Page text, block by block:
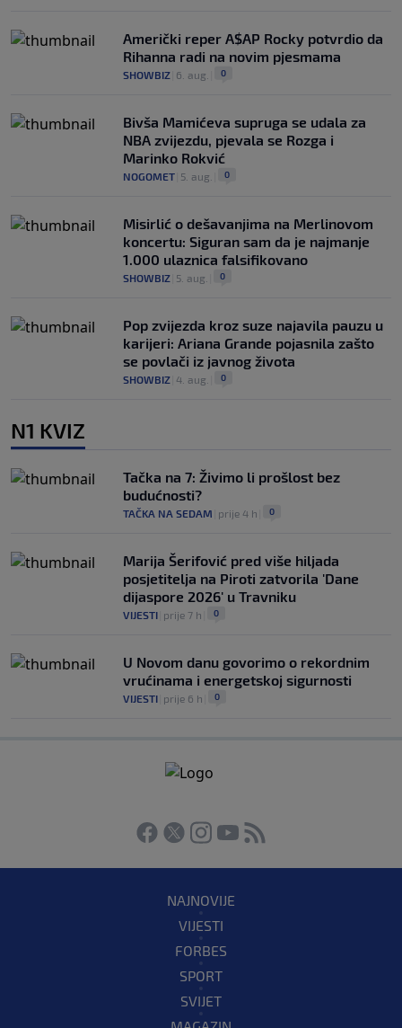
Američki reper A$AP Rocky potvrdio da
Rihanna radi na novim pjesmama
SHOWBIZ 6. aug. 0
Bivša Mamićeva supruga se udala za
NBA zvijezdu, pjevala se Rozga i
Marinko Rokvić
NOGOMET 5. aug. 0
Misirlić o dešavanjima na Merlinovom
koncertu: Siguran sam da je najmanje
1.000 ulaznica falsifikovano
SHOWBIZ 5. aug. 0
Pop zvijezda kroz suze najavila pauzu u
karijeri: Ariana Grande pojasnila zašto
se povlači iz javnog života
SHOWBIZ 4. aug. 0
N1 KVIZ
Tačka na 7: Živimo li prošlost bez
budućnosti?
TAČKA NA SEDAM prije 4 h 0
Marija Šerifović pred više hiljada
posjetitelja na Piroti zatvorila 'Dane
dijaspore 2026' u Travniku
VIJESTI prije 7 h 0
U Novom danu govorimo o rekordnim
vrućinama i energetskoj sigurnosti
VIJESTI prije 6 h 0
NAJNOVIJE
VIJESTI
FORBES
SPORT
SVIJET